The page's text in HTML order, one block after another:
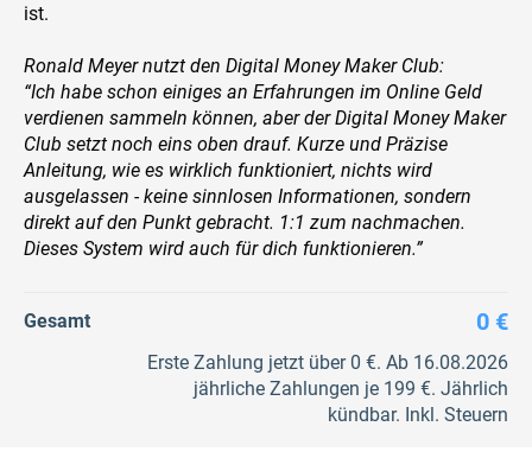
ist.
Ronald Meyer nutzt den Digital Money Maker Club:
“Ich habe schon einiges an Erfahrungen im Online Geld
verdienen sammeln können, aber der Digital Money Maker
Club setzt noch eins oben drauf. Kurze und Präzise
Anleitung, wie es wirklich funktioniert, nichts wird
ausgelassen - keine sinnlosen Informationen, sondern
direkt auf den Punkt gebracht. 1:1 zum nachmachen.
Dieses System wird auch für dich funktionieren.”
Gesamt 0 €
Erste Zahlung jetzt über 0 €. Ab 16.08.2026
jährliche Zahlungen je 199 €. Jährlich
kündbar. Inkl. Steuern